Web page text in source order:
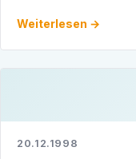
Weiterlesen →
20.12.1998